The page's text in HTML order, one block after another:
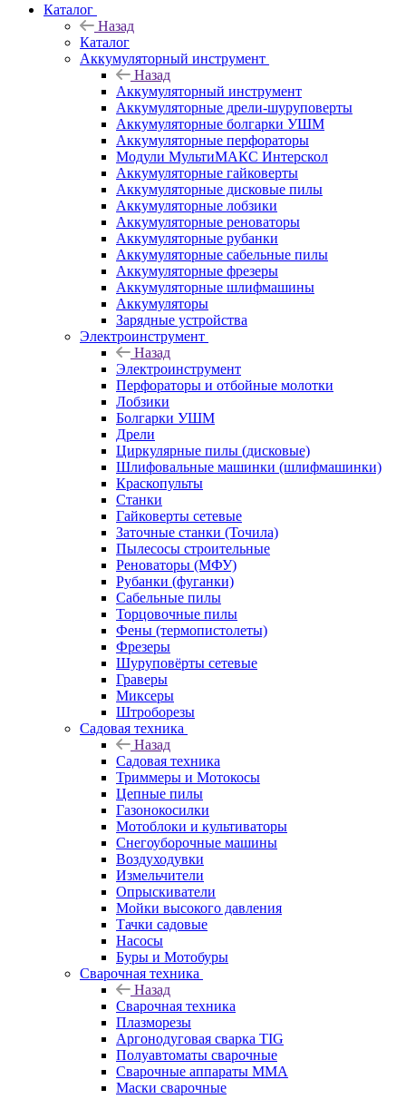
Каталог
Назад
Каталог
Аккумуляторный инструмент
Назад
Аккумуляторный инструмент
Аккумуляторные дрели-шуруповерты
Аккумуляторные болгарки УШМ
Аккумуляторные перфораторы
Модули МультиМАКС Интерскол
Аккумуляторные гайковерты
Аккумуляторные дисковые пилы
Аккумуляторные лобзики
Аккумуляторные реноваторы
Аккумуляторные рубанки
Аккумуляторные сабельные пилы
Аккумуляторные фрезеры
Аккумуляторные шлифмашины
Аккумуляторы
Зарядные устройства
Электроинструмент
Назад
Электроинструмент
Перфораторы и отбойные молотки
Лобзики
Болгарки УШМ
Дрели
Циркулярные пилы (дисковые)
Шлифовальные машинки (шлифмашинки)
Краскопульты
Станки
Гайковерты сетевые
Заточные станки (Точила)
Пылесосы строительные
Реноваторы (МФУ)
Рубанки (фуганки)
Сабельные пилы
Торцовочные пилы
Фены (термопистолеты)
Фрезеры
Шуруповёрты сетевые
Граверы
Миксеры
Штроборезы
Садовая техника
Назад
Садовая техника
Триммеры и Мотокосы
Цепные пилы
Газонокосилки
Мотоблоки и культиваторы
Снегоуборочные машины
Воздуходувки
Измельчители
Опрыскиватели
Мойки высокого давления
Тачки садовые
Насосы
Буры и Мотобуры
Сварочная техника
Назад
Сварочная техника
Плазморезы
Аргонодуговая сварка TIG
Полуавтоматы сварочные
Сварочные аппараты ММА
Маски сварочные